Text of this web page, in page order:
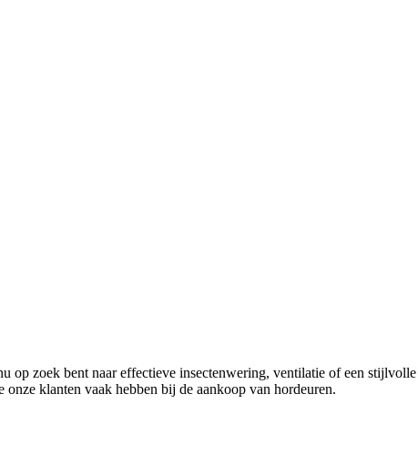
op zoek bent naar effectieve insectenwering, ventilatie of een
klanten vaak hebben bij de aankoop van hordeuren.